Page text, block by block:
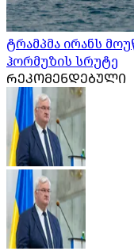
ტრამპმა ირანს
ჰორმუზის სრუტე
ᲠᲔᲙᲝᲛᲔᲜᲓᲔᲑᲣᲚᲘ